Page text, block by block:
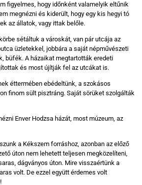
figyelmes, hogy időnként valamelyik eltűnik
megnézni és kiderült, hogy egy kis hegyi tó
az állatok, vagy ittak belőle.
sétáltuk a városkát, van pár utcája az
üzletekkel, jobbára a saját népművészeti
büfék. A házaikat megtartották eredeti
és most újítják fel az utcákat is.
éttermében ebédeltünk, a szokásos
finom sült pisztráng. Saját sörüket szolgálták
Enver Hodzsa házát, most múzeum, az
a Kékszem forráshoz, azonban az előző
úton nem lehetett teljesen megközelíteni,
dágványos úton. Mire visszaértünk a
volt. De ezzel együtt érdemes volt